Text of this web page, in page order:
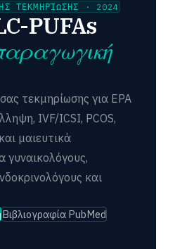
ΤΕΚΜΗΡΊΩΣΗΣ · 2024
PUFAs
τεκμηρίωσης για EPA
IVF/ICSI, PCOS,
μαιευτικά
και
Βιβλιογραφία PubMed